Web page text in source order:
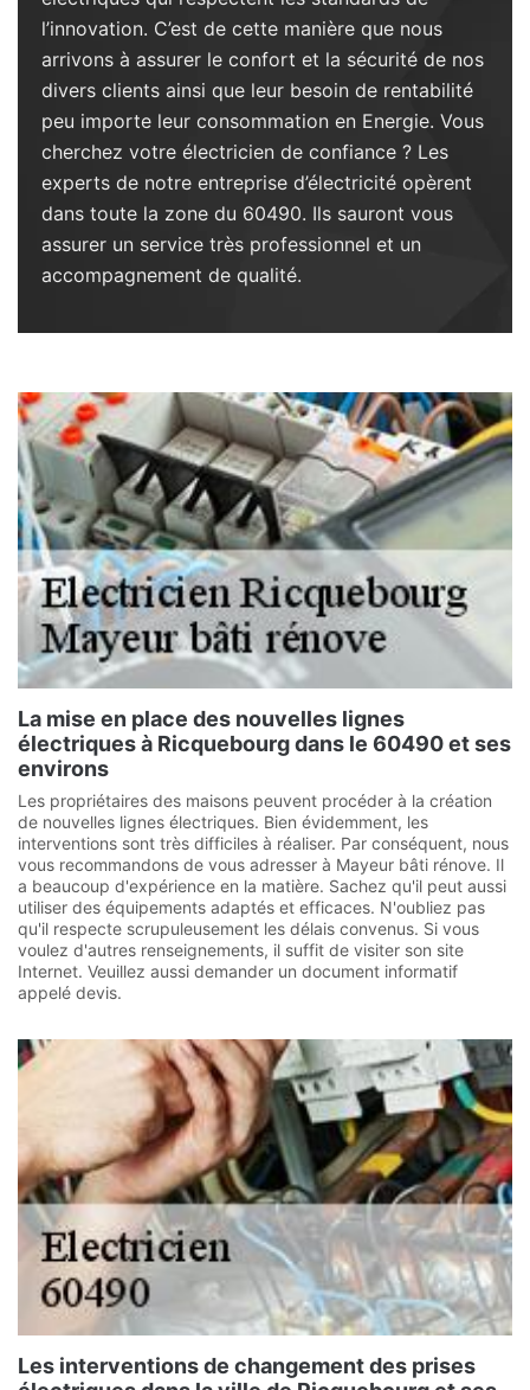
l’innovation. C’est de cette manière que nous
arrivons à assurer le confort et la sécurité de nos
divers clients ainsi que leur besoin de rentabilité
peu importe leur consommation en Energie. Vous
cherchez votre électricien de confiance ? Les
experts de notre entreprise d’électricité opèrent
dans toute la zone du 60490. Ils sauront vous
assurer un service très professionnel et un
accompagnement de qualité.
La mise en place des nouvelles lignes
électriques à Ricquebourg dans le 60490 et ses
environs
Les propriétaires des maisons peuvent procéder à la création
de nouvelles lignes électriques. Bien évidemment, les
interventions sont très difficiles à réaliser. Par conséquent, nous
vous recommandons de vous adresser à Mayeur bâti rénove. Il
a beaucoup d'expérience en la matière. Sachez qu'il peut aussi
utiliser des équipements adaptés et efficaces. N'oubliez pas
qu'il respecte scrupuleusement les délais convenus. Si vous
voulez d'autres renseignements, il suffit de visiter son site
Internet. Veuillez aussi demander un document informatif
appelé devis.
Les interventions de changement des prises